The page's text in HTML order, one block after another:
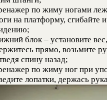
по жиму ногами
на платформу, сгибайте
блок – установите
прямо, возьмите
спину назад;
по жиму ног при
лопатки, держась